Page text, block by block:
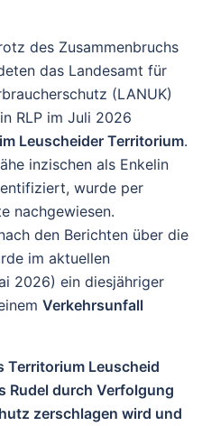
des Zusammenbruchs
das Landesamt für
(LANUK)
RLP im Juli 2026
Leuscheider Territorium.
inzischen als Enkelin
wurde per
nachgewiesen.
den Berichten über die
im aktuellen
2026) ein diesjähriger
Verkehrsunfall
Territorium Leuscheid
Rudel durch Verfolgung
zerschlagen wird und